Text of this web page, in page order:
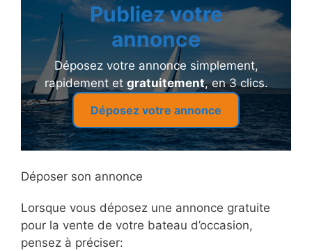
Publiez votre
annonce
Déposez votre annonce simplement,
rapidement et gratuitement, en 3 clics.
Déposez votre annonce
Déposer son annonce
Lorsque vous déposez une annonce gratuite
pour la vente de votre bateau d’occasion,
pensez à préciser: